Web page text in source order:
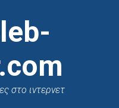
στο ιντερνετ